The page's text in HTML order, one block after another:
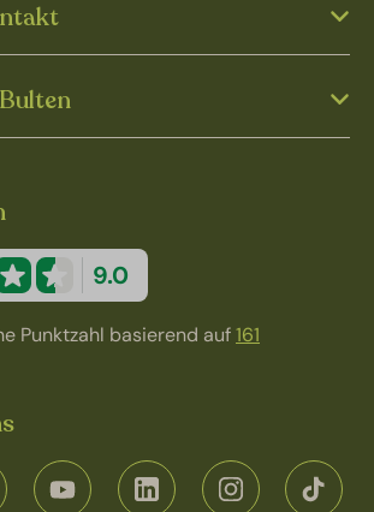
9.0
Punktzahl basierend auf161